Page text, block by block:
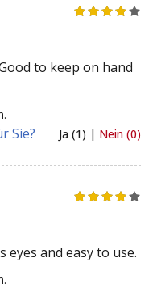
to keep on hand
Sie? Ja (1) | Nein (0)
eyes and easy to use.